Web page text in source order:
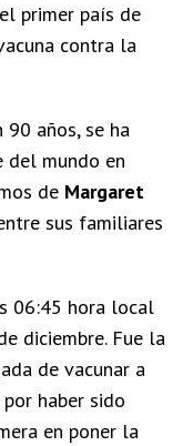
primer país de
contra la
90 años, se ha
del mundo en
de Margaret
sus familiares
06:45 hora local
diciembre. Fue la
de vacunar a
haber sido
en poner la